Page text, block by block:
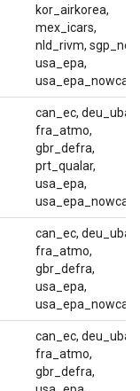
kor_airkorea,
mex_icars,
nld_rivm, sgp_nea,
usa_epa,
usa_epa_nowcast
can_ec, deu_uba,
fra_atmo,
gbr_defra,
prt_qualar,
usa_epa,
usa_epa_nowcast
can_ec, deu_uba,
fra_atmo,
gbr_defra,
usa_epa,
usa_epa_nowcast
can_ec, deu_uba,
fra_atmo,
gbr_defra,